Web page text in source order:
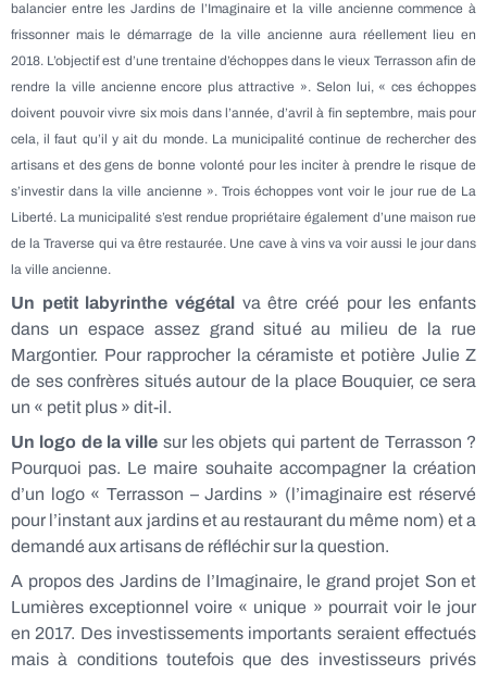
balancier entre les Jardins de l’Imaginaire et la ville ancienne commence à
frissonner mais le démarrage de la ville ancienne aura réellement lieu en
2018. L’objectif est d’une trentaine d’échoppes dans le vieux Terrasson afin de
rendre la ville ancienne encore plus attractive ». Selon lui, « ces échoppes
doivent pouvoir vivre six mois dans l’année, d’avril à fin septembre, mais pour
cela, il faut qu’il y ait du monde. La municipalité continue de rechercher des
artisans et des gens de bonne volonté pour les inciter à prendre le risque de
s’investir dans la ville ancienne ». Trois échoppes vont voir le jour rue de La
Liberté. La municipalité s’est rendue propriétaire également d’une maison rue
de la Traverse qui va être restaurée. Une cave à vins va voir aussi le jour dans
la ville ancienne.
Un petit labyrinthe végétal va être créé pour les enfants
dans un espace assez grand situé au milieu de la rue
Margontier. Pour rapprocher la céramiste et potière Julie Z
de ses confrères situés autour de la place Bouquier, ce sera
un « petit plus » dit-il.
Un logo de la ville sur les objets qui partent de Terrasson ?
Pourquoi pas. Le maire souhaite accompagner la création
d’un logo « Terrasson – Jardins » (l’imaginaire est réservé
pour l’instant aux jardins et au restaurant du même nom) et a
demandé aux artisans de réfléchir sur la question.
A propos des Jardins de l’Imaginaire, le grand projet Son et
Lumières exceptionnel voire « unique » pourrait voir le jour
en 2017. Des investissements importants seraient effectués
mais à conditions toutefois que des investisseurs privés